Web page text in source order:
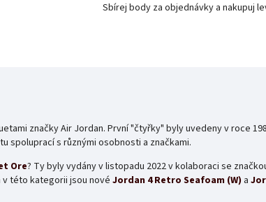
Sbírej body za objednávky a nakupuj
značky Air Jordan. První "čtyřky" byly uvedeny v roce
spoluprací s různými osobnosti a značkami.
Ore? Ty byly vydány v listopadu 2022 v kolaboraci se
této kategorii jsou nové Jordan 4 Retro Seafoam (W) a